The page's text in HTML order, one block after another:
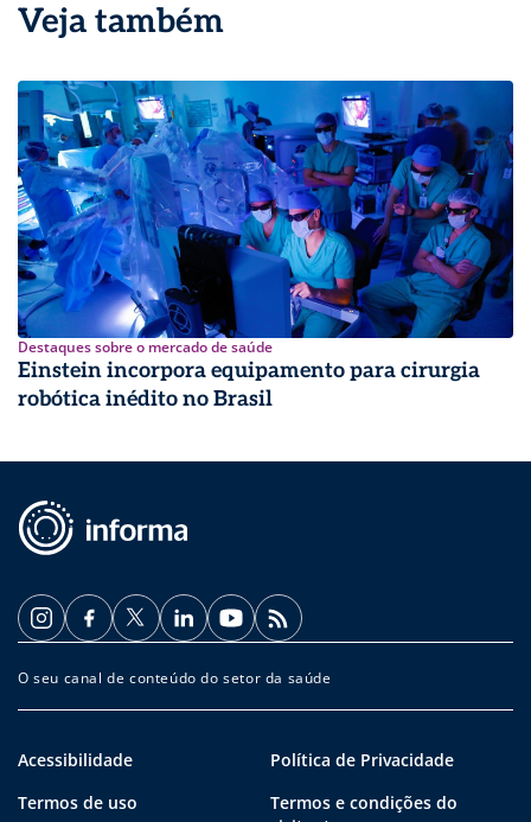
Veja também
Destaques sobre o mercado de saúde
Einstein incorpora equipamento para cirurgia
robótica inédito no Brasil
O seu canal de conteúdo do setor da saúde
Acessibilidade
Política de Privacidade
Termos de uso
Termos e condições do